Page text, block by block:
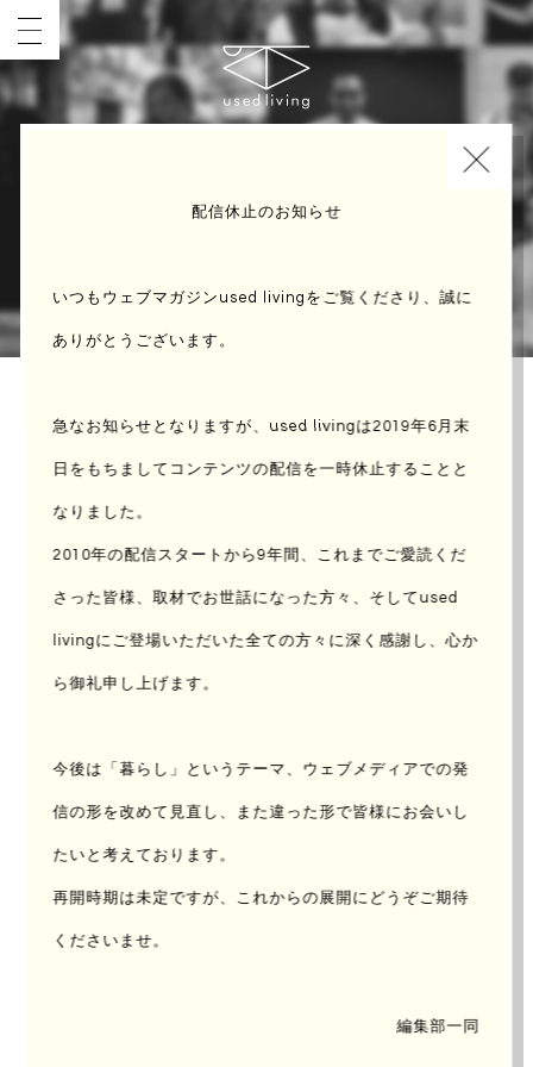
配信休止のお知らせ
いつもウェブマガジンused livingをご覧くださり、誠に
ありがとうございます。
急なお知らせとなりますが、used livingは2019年6月末
日をもちまして コンテンツの配信を一時休止することと
なりました。
2010年の配信スタートから9年間、これまでご愛読くだ
さった皆様、取材でお世話になった方々、 そしてused
livingにご登場いただいた全ての方々に深く感謝し、心か
ら御礼申し上げます。
今後は「暮らし」というテーマ、ウェブメディアでの発
信の形を改めて見直し、 また違った形で皆様にお会いし
たいと考えております。
再開時期は未定ですが、これからの展開にどうぞご期待
くださいませ。
編集部一同
no.36 Telma
UPDATE : 2016/Oct/24
AUTHOR：加賀 耕平
ぼくたちの白いシェヴイを見るといつも瞳をくるんと踊ら